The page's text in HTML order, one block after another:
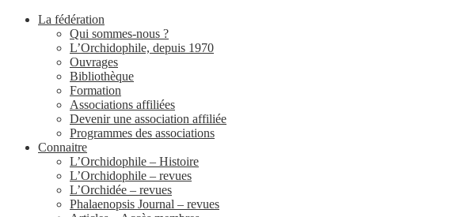
La fédération
Qui sommes-nous ?
L’Orchidophile, depuis 1970
Ouvrages
Bibliothèque
Formation
Associations affiliées
Devenir une association affiliée
Programmes des associations
Connaitre
L’Orchidophile – Histoire
L’Orchidophile – revues
L’Orchidée – revues
Phalaenopsis Journal – revues